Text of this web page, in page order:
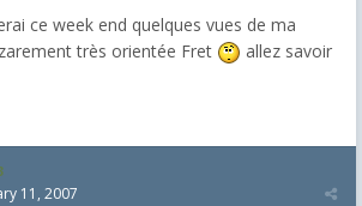
ce week end quelques vues de ma
très orientée Fret
allez savoir
11, 2007